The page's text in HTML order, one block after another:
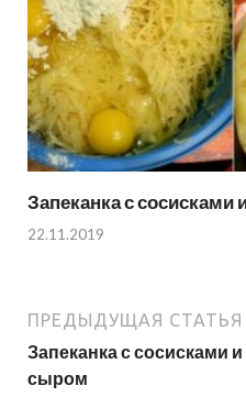
Запеканка с сосисками
22.11.2019
ПРЕДЫДУЩАЯ СТАТЬЯ
Запеканка с сосисками и
сыром